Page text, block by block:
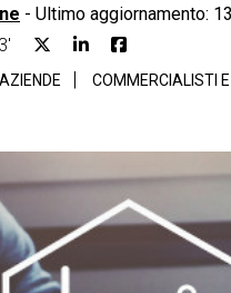
- Ultimo aggiornamento:
AZIENDE COMMERCIALISTI